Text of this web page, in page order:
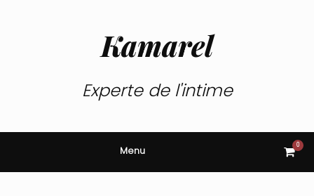
Kamarel
Experte de l'intime
Menu View
cart
0